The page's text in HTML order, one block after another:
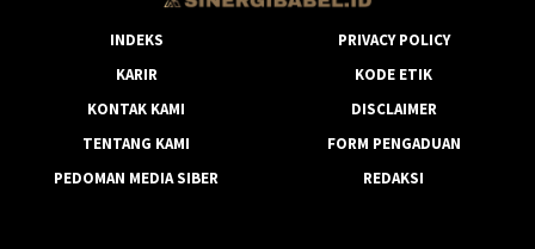
INDEKS
PRIVACY POLICY
KARIR
KODE ETIK
KONTAK KAMI
DISCLAIMER
TENTANG KAMI
FORM PENGADUAN
PEDOMAN MEDIA SIBER
REDAKSI